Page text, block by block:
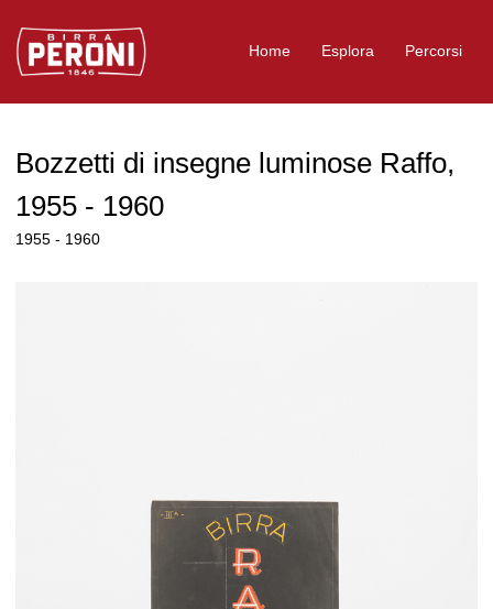
Logo Birra Peroni
Home Esplora Percorsi
Bozzetti di insegne luminose Raffo,
1955 - 1960
1955 - 1960